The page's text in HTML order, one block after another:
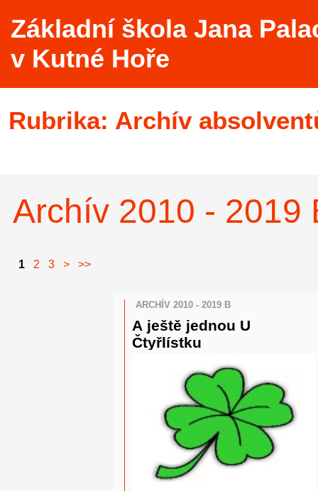
Základní škola Jana
v Kutné Hoře
Rubrika: Archív
Archív 2010 - 2019
1 2 3 > >>
ARCHÍV 2010 - 2019 B
A ještě jednou U
Čtyřlístku